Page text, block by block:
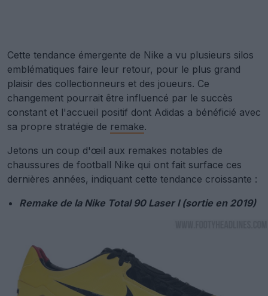
Cette tendance émergente de Nike a vu plusieurs silos
emblématiques faire leur retour, pour le plus grand
plaisir des collectionneurs et des joueurs. Ce
changement pourrait être influencé par le succès
constant et l'accueil positif dont Adidas a bénéficié avec
sa propre stratégie de remake.
Jetons un coup d'œil aux remakes notables de
chaussures de football Nike qui ont fait surface ces
dernières années, indiquant cette tendance croissante :
Remake de la Nike Total 90 Laser I (sortie en 2019)